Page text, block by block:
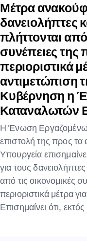
Μέτρα
δανειολήπτες
πλήττονται από
συνέπειες της
περιοριστικά
αντιμετώπιση
Κυβέρνηση η
Καταναλωτών
Η Ένωση
επιστολή της προς τα
Υπουργεία
για τους
από τις οικονομικές
περιοριστικά μέτρα
Επισημαίνει ότι,